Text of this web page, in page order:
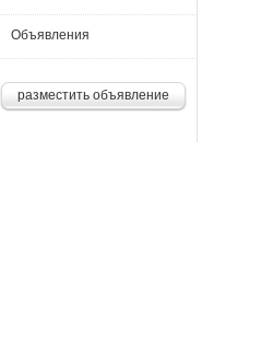
Объявления
разместить объявление